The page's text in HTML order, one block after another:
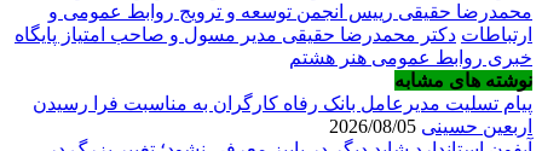
محمدرضا حقیقی رییس انجمن توسعه و ترویج روابط عمومی و
ارتباطات دکتر محمدرضا حقیقی مدیر مسول و صاحب امتیاز پایگاه
خبری روابط عمومی هنر هشتم
نوشته های مشابه
پیام تسلیت مدیرعامل بانک رفاه کارگران به مناسبت فرا رسیدن
اربعین حسینی